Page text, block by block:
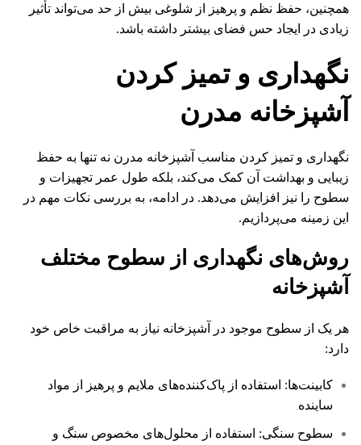
همچنین، حفظ نظم و پرهیز از شلوغی بیش از حد می‌تواند تأثیر
زیادی در ایجاد حس فضای بیشتر داشته باشد.
نگهداری و تمیز کردن
آشپزخانه مدرن
نگهداری و تمیز کردن مناسب آشپزخانه مدرن نه تنها به حفظ
زیبایی و بهداشت آن کمک می‌کند، بلکه طول عمر تجهیزات و
سطوح را نیز افزایش می‌دهد. در ادامه، به بررسی نکات مهم در
این زمینه می‌پردازیم.
روش‌های نگهداری از سطوح مختلف
آشپزخانه
هر یک از سطوح موجود در آشپزخانه نیاز به مراقبت خاص خود
دارد:
کابینت‌ها: استفاده از پاک‌کننده‌های ملایم و پرهیز از مواد
ساینده
سطوح سنگی: استفاده از محلول‌های مخصوص سنگ و